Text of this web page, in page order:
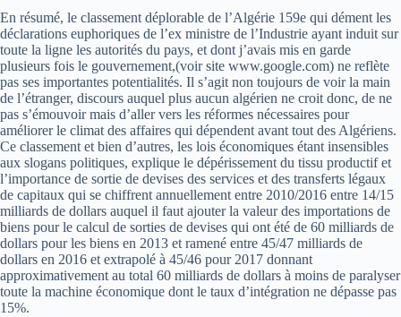
En résumé, le classement déplorable de l’Algérie 159e qui dément les
déclarations euphoriques de l’ex ministre de l’Industrie ayant induit sur
toute la ligne les autorités du pays, et dont j’avais mis en garde
plusieurs fois le gouvernement,(voir site www.google.com) ne reflète
pas ses importantes potentialités. Il s’agit non toujours de voir la main
de l’étranger, discours auquel plus aucun algérien ne croit donc, de ne
pas s’émouvoir mais d’aller vers les réformes nécessaires pour
améliorer le climat des affaires qui dépendent avant tout des Algériens.
Ce classement et bien d’autres, les lois économiques étant insensibles
aux slogans politiques, explique le dépérissement du tissu productif et
l’importance de sortie de devises des services et des transferts légaux
de capitaux qui se chiffrent annuellement entre 2010/2016 entre 14/15
milliards de dollars auquel il faut ajouter la valeur des importations de
biens pour le calcul de sorties de devises qui ont été de 60 milliards de
dollars pour les biens en 2013 et ramené entre 45/47 milliards de
dollars en 2016 et extrapolé à 45/46 pour 2017 donnant
approximativement au total 60 milliards de dollars à moins de paralyser
toute la machine économique dont le taux d’intégration ne dépasse pas
15%.